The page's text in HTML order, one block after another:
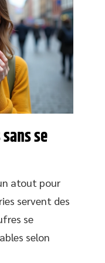
se
atout pour
servent des
se
selon